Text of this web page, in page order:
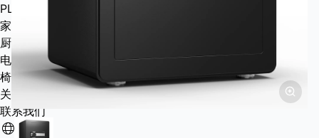
PLUG
家用便携炉
厨房电器
电子产品
椅子
关于我们
联系我们